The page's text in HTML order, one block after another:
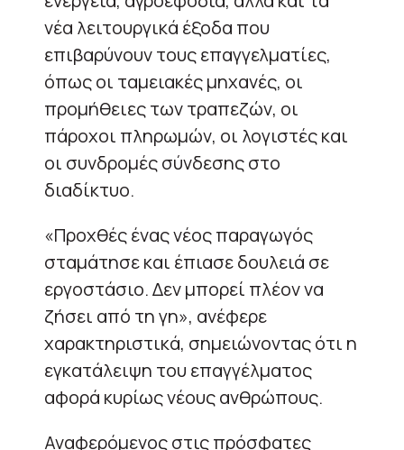
νέα λειτουργικά έξοδα που
επιβαρύνουν τους επαγγελματίες,
όπως οι ταμειακές μηχανές, οι
προμήθειες των τραπεζών, οι
πάροχοι πληρωμών, οι λογιστές και
οι συνδρομές σύνδεσης στο
διαδίκτυο.
«Προχθές ένας νέος παραγωγός
σταμάτησε και έπιασε δουλειά σε
εργοστάσιο. Δεν μπορεί πλέον να
ζήσει από τη γη», ανέφερε
χαρακτηριστικά, σημειώνοντας ότι η
εγκατάλειψη του επαγγέλματος
αφορά κυρίως νέους ανθρώπους.
Αναφερόμενος στις πρόσφατες